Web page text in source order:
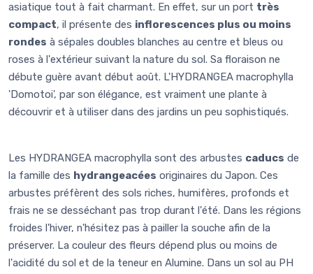
asiatique tout à fait charmant. En effet, sur un port très
compact, il présente des inflorescences plus ou moins
rondes à sépales doubles blanches au centre et bleus ou
roses à l'extérieur suivant la nature du sol. Sa floraison ne
débute guère avant début août. L'HYDRANGEA macrophylla
'Domotoi', par son élégance, est vraiment une plante à
découvrir et à utiliser dans des jardins un peu sophistiqués.
Les HYDRANGEA macrophylla sont des arbustes caducs de
la famille des hydrangeacées originaires du Japon. Ces
arbustes préfèrent des sols riches, humifères, profonds et
frais ne se desséchant pas trop durant l'été. Dans les régions
froides l'hiver, n'hésitez pas à pailler la souche afin de la
préserver. La couleur des fleurs dépend plus ou moins de
l'acidité du sol et de la teneur en Alumine. Dans un sol au PH